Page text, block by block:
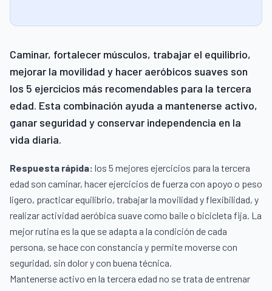
Caminar, fortalecer músculos, trabajar el equilibrio,
mejorar la movilidad y hacer aeróbicos suaves son
los 5 ejercicios más recomendables para la tercera
edad. Esta combinación ayuda a mantenerse activo,
ganar seguridad y conservar independencia en la
vida diaria.
Respuesta rápida: los 5 mejores ejercicios para la tercera
edad son caminar, hacer ejercicios de fuerza con apoyo o peso
ligero, practicar equilibrio, trabajar la movilidad y flexibilidad, y
realizar actividad aeróbica suave como baile o bicicleta fija. La
mejor rutina es la que se adapta a la condición de cada
persona, se hace con constancia y permite moverse con
seguridad, sin dolor y con buena técnica.
Mantenerse activo en la tercera edad no se trata de entrenar